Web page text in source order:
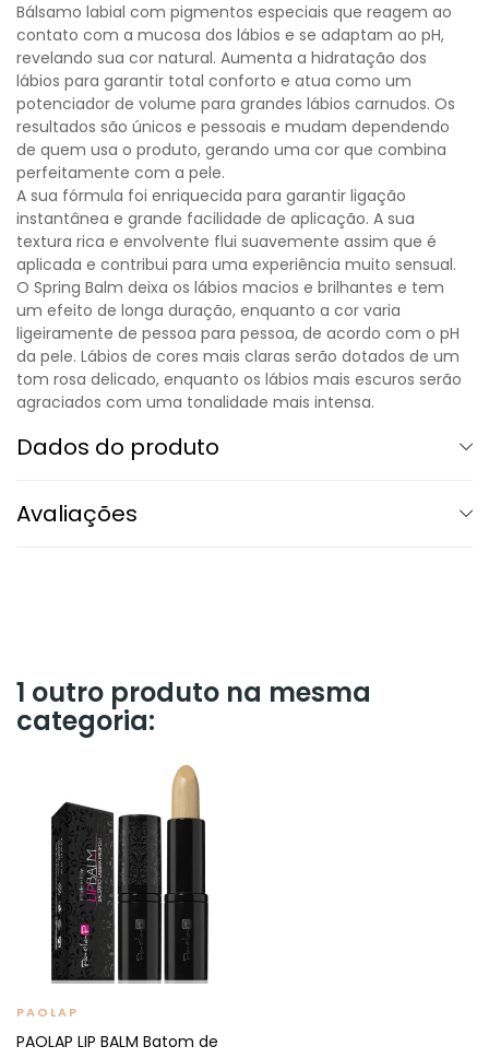
Bálsamo labial com pigmentos especiais que reagem ao
contato com a mucosa dos lábios e se adaptam ao pH,
revelando sua cor natural. Aumenta a hidratação dos
lábios para garantir total conforto e atua como um
potenciador de volume para grandes lábios carnudos. Os
resultados são únicos e pessoais e mudam dependendo
de quem usa o produto, gerando uma cor que combina
perfeitamente com a pele.
A sua fórmula foi enriquecida para garantir ligação
instantânea e grande facilidade de aplicação. A sua
textura rica e envolvente flui suavemente assim que é
aplicada e contribui para uma experiência muito sensual.
O Spring Balm deixa os lábios macios e brilhantes e tem
um efeito de longa duração, enquanto a cor varia
ligeiramente de pessoa para pessoa, de acordo com o pH
da pele. Lábios de cores mais claras serão dotados de um
tom rosa delicado, enquanto os lábios mais escuros serão
agraciados com uma tonalidade mais intensa.
Dados do produto
Avaliações
1 outro produto na mesma
categoria:
PAOLAP
PAOLAP LIP BALM Batom de